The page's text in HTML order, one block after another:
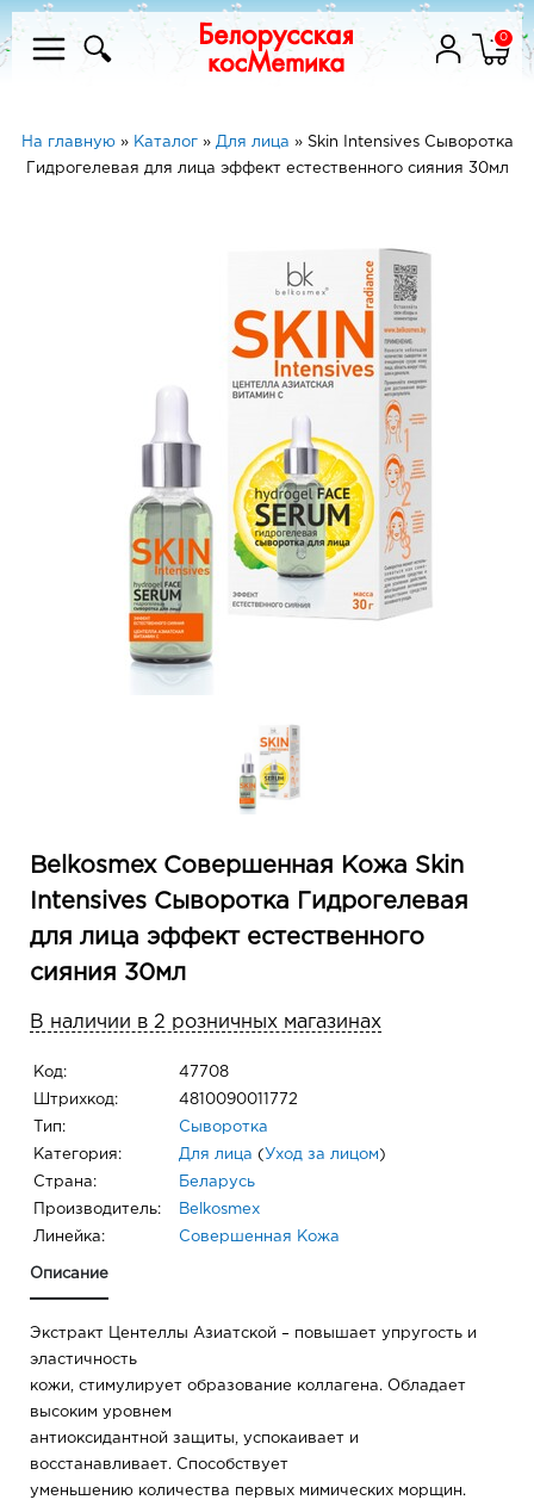
0
На главную» Каталог» Для лица » Skin Intensives Сыворотка
Гидрогелевая для лица эффект естественного сияния 30мл
Belkosmex Совершенная Кожа Skin
Intensives Сыворотка Гидрогелевая
для лица эффект естественного
сияния 30мл
В наличии в 2 розничных магазинах
Код: 47708
Штрихкод: 4810090011772
Тип: Сыворотка
Категория: Для лица ( Уход за лицом )
Страна: Беларусь
Производитель: Belkosmex
Линейка: Совершенная Кожа
Описание
Экстракт Центеллы Азиатской – повышает упругость и
эластичность
кожи, стимулирует образование коллагена. Обладает
высоким уровнем
антиоксидантной защиты, успокаивает и
восстанавливает. Способствует
уменьшению количества первых мимических морщин.